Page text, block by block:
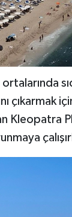
ortalarında
çıkarmak
Kleopatra